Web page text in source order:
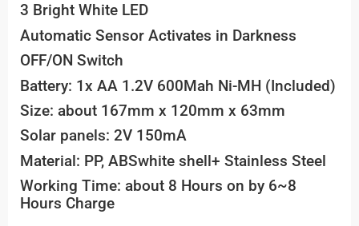
3 Bright White LED
Automatic Sensor Activates in Darkness
OFF/ON Switch
Battery: 1x AA 1.2V 600Mah Ni-MH (Included)
Size: about 167mm x 120mm x 63mm
Solar panels: 2V 150mA
Material: PP, ABSwhite shell+ Stainless Steel
Working Time: about 8 Hours on by 6~8
Hours Charge